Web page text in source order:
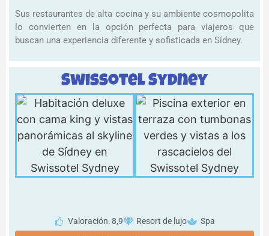
Sus restaurantes de alta cocina y su ambiente cosmopolita
lo convierten en la opción perfecta para viajeros que
buscan una experiencia diferente y sofisticada en Sídney.
Swissotel Sydney
Valoración: 8,9 Resort de lujo Spa